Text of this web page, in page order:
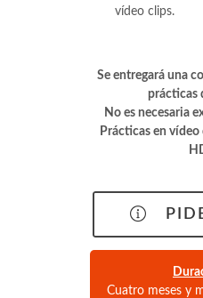
vídeo clips.
Se entregará una
prácticas
No es necesaria
Prácticas en
Cuatro meses y